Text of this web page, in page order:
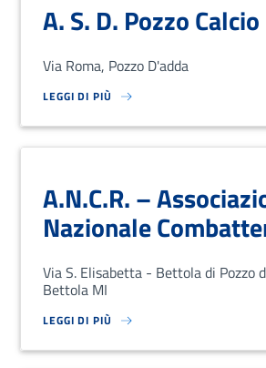
A. S. D. Pozzo Calcio
Via Roma, Pozzo D'adda
LEGGI DI PIÙ
SU LOREM IPSUM DOLOR SIT AMET,
A.N.C.R. –
Nazionale
Reduci
Via S. Elisabetta - Bettola di Pozzo
Bettola MI
LEGGI DI PIÙ
SU LOREM IPSUM DOLOR SIT AMET,